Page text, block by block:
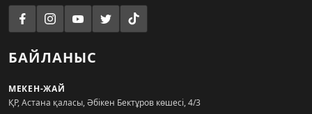
БАЙЛАНЫС
МЕКЕН-ЖАЙ
ҚР, Астана қаласы, Әбікен Бектұров көшесі, 4/3